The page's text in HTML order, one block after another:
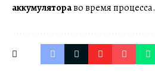
аккумулятораво время процесса.